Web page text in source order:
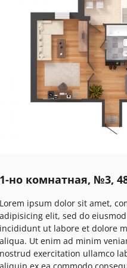
1-но комнатная, №3,
Lorem ipsum dolor sit amet,
adipisicing elit, sed do
incididunt ut labore et dolore
aliqua. Ut enim ad minim
nostrud exercitation ullamco